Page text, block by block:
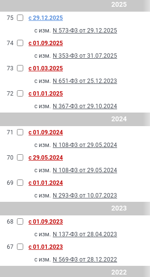
2025
75
с 29.12.2025
с изм. N 573-Ф3 от 29.12.2025
74
с 01.09.2025
с изм. N 353-Ф3 от 31.07.2025
73
с 01.03.2025
с изм. N 651-Ф3 от 25.12.2023
72
с 01.01.2025
с изм. N 367-Ф3 от 29.10.2024
2024
71
с 01.09.2024
с изм. N 108-Ф3 от 29.05.2024
70
с 29.05.2024
с изм. N 108-Ф3 от 29.05.2024
69
с 01.01.2024
с изм. N 293-Ф3 от 10.07.2023
2023
68
с 01.09.2023
с изм. N 137-Ф3 от 28.04.2023
67
с 01.01.2023
с изм. N 569-Ф3 от 28.12.2022
2022